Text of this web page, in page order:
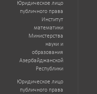
Юридическое лицо
публичного права
Институт
математики
Министерства
науки и
образования
Азербайджанской
Республики
Юридическое лицо
публичного права